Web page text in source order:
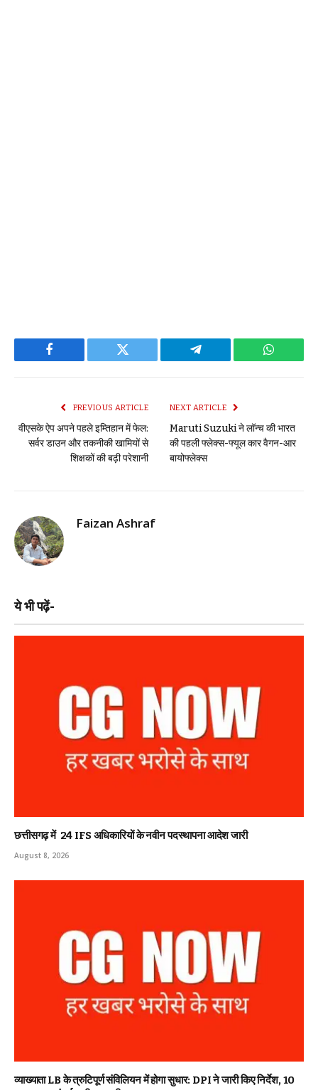
Facebook Twitter Telegram
PREVIOUS ARTICLE
वीएसके ऐप अपने पहले इम्तिहान में फेल:
सर्वर डाउन और तकनीकी खामियों से
शिक्षकों की बढ़ी परेशानी
NEXT ARTICLE
Maruti Suzuki ने लॉन्च की भारत
की पहली फ्लेक्स-फ्यूल कार वैगन-आर
बायोफ्लेक्स
Faizan Ashraf
ये भी पढ़ें-
छत्तीसगढ़ में 24 IFS अधिकारियों के नवीन पदस्थापना आदेश जारी
August 8, 2026
व्याख्याता LB के त्रुटिपूर्ण संविलियन में होगा सुधार: DPI ने जारी किए निर्देश, 10